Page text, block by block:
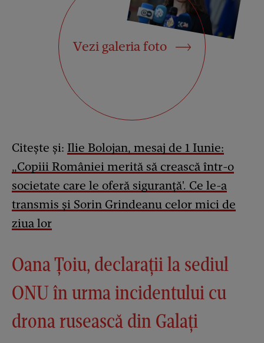
Vezi galeria foto
Citește și: Ilie Bolojan, mesaj de 1 Iunie:
„Copiii României merită să crească într-o
societate care le oferă siguranță'. Ce le-a
transmis și Sorin Grindeanu celor mici de
ziua lor
Oana Țoiu, declarații la sediul
ONU în urma incidentului cu
drona rusească din Galați